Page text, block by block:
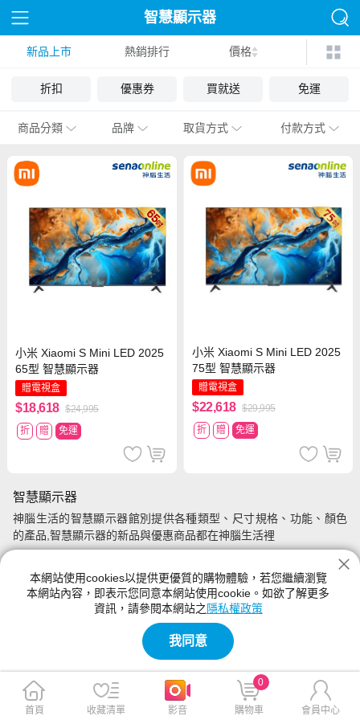
智慧顯示器
新品上市 熱銷排行 價格
折扣 優惠券 買就送 免運
商品分類 品牌 取貨方式 付款方式
小米 Xiaomi S Mini LED 2025
65型 智慧顯示器
贈電視盒
$18,618 $24,995
折
贈 免運
小米 Xiaomi S Mini LED 2025
75型 智慧顯示器
贈電視盒
$22,618 $29,995
折
贈 免運
智慧顯示器
神腦生活的智慧顯示器館別提供各種類型、尺寸規格、功能、顏色
的產品,智慧顯示器的新品與優惠商品都在神腦生活裡
本網站使用cookies以提供更優質的購物體驗，若您繼續瀏覽
本網站內容，即表示您同意本網站使用cookie。如欲了解更多
資訊，請參閱本網站之 隱私權政策
我同意
首頁 收藏清單 影音 購物車
0
會員中心